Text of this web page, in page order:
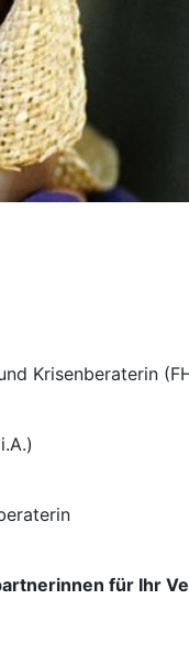
Krisenberaterin
für Ihr